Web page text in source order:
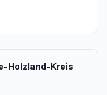
Holzland-Kreis